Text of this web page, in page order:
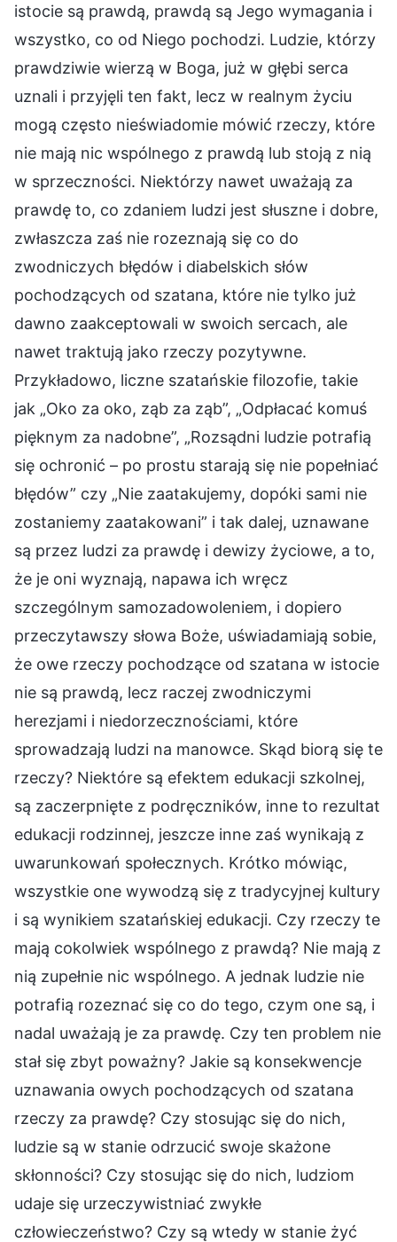
istocie są prawdą, prawdą są Jego wymagania i
wszystko, co od Niego pochodzi. Ludzie, którzy
prawdziwie wierzą w Boga, już w głębi serca
uznali i przyjęli ten fakt, lecz w realnym życiu
mogą często nieświadomie mówić rzeczy, które
nie mają nic wspólnego z prawdą lub stoją z nią
w sprzeczności. Niektórzy nawet uważają za
prawdę to, co zdaniem ludzi jest słuszne i dobre,
zwłaszcza zaś nie rozeznają się co do
zwodniczych błędów i diabelskich słów
pochodzących od szatana, które nie tylko już
dawno zaakceptowali w swoich sercach, ale
nawet traktują jako rzeczy pozytywne.
Przykładowo, liczne szatańskie filozofie, takie
jak „Oko za oko, ząb za ząb”, „Odpłacać komuś
pięknym za nadobne”, „Rozsądni ludzie potrafią
się ochronić – po prostu starają się nie popełniać
błędów” czy „Nie zaatakujemy, dopóki sami nie
zostaniemy zaatakowani” i tak dalej, uznawane
są przez ludzi za prawdę i dewizy życiowe, a to,
że je oni wyznają, napawa ich wręcz
szczególnym samozadowoleniem, i dopiero
przeczytawszy słowa Boże, uświadamiają sobie,
że owe rzeczy pochodzące od szatana w istocie
nie są prawdą, lecz raczej zwodniczymi
herezjami i niedorzecznościami, które
sprowadzają ludzi na manowce. Skąd biorą się te
rzeczy? Niektóre są efektem edukacji szkolnej,
są zaczerpnięte z podręczników, inne to rezultat
edukacji rodzinnej, jeszcze inne zaś wynikają z
uwarunkowań społecznych. Krótko mówiąc,
wszystkie one wywodzą się z tradycyjnej kultury
i są wynikiem szatańskiej edukacji. Czy rzeczy te
mają cokolwiek wspólnego z prawdą? Nie mają z
nią zupełnie nic wspólnego. A jednak ludzie nie
potrafią rozeznać się co do tego, czym one są, i
nadal uważają je za prawdę. Czy ten problem nie
stał się zbyt poważny? Jakie są konsekwencje
uznawania owych pochodzących od szatana
rzeczy za prawdę? Czy stosując się do nich,
ludzie są w stanie odrzucić swoje skażone
skłonności? Czy stosując się do nich, ludziom
udaje się urzeczywistniać zwykłe
człowieczeństwo? Czy są wtedy w stanie żyć